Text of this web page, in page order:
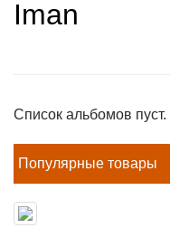
Iman
Список альбомов пуст.
Популярные товары